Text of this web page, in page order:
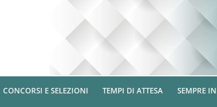
CONCORSI E SELEZIONI TEMPI DI ATTESA SEMPRE